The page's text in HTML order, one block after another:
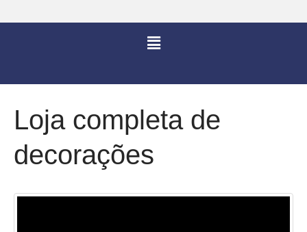
Loja completa de
decorações